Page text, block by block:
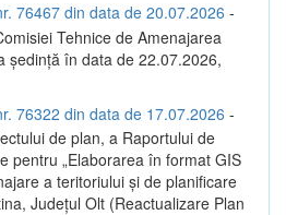
76467 din data de 20.07.2026 -
Tehnice de Amenajarea
ședință în data de 22.07.2026,
76322 din data de 17.07.2026 -
de plan, a Raportului de
pentru „Elaborarea în format GIS
a teritoriului și de planificare
Județul Olt (Reactualizare Plan